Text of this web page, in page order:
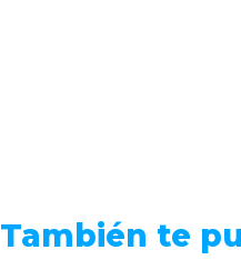
También te